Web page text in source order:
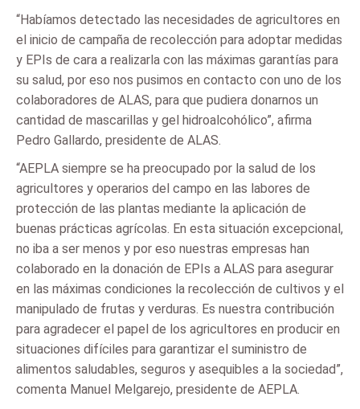
“Habíamos detectado las necesidades de agricultores en
el inicio de campaña de recolección para adoptar medidas
y EPIs de cara a realizarla con las máximas garantías para
su salud, por eso nos pusimos en contacto con uno de los
colaboradores de ALAS, para que pudiera donarnos un
cantidad de mascarillas y gel hidroalcohólico”, afirma
Pedro Gallardo, presidente de ALAS.
“AEPLA siempre se ha preocupado por la salud de los
agricultores y operarios del campo en las labores de
protección de las plantas mediante la aplicación de
buenas prácticas agrícolas. En esta situación excepcional,
no iba a ser menos y por eso nuestras empresas han
colaborado en la donación de EPIs a ALAS para asegurar
en las máximas condiciones la recolección de cultivos y el
manipulado de frutas y verduras. Es nuestra contribución
para agradecer el papel de los agricultores en producir en
situaciones difíciles para garantizar el suministro de
alimentos saludables, seguros y asequibles a la sociedad”,
comenta Manuel Melgarejo, presidente de AEPLA.